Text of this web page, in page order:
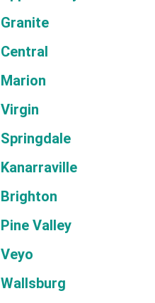
Granite
Central
Marion
Virgin
Springdale
Kanarraville
Brighton
Pine Valley
Veyo
Wallsburg